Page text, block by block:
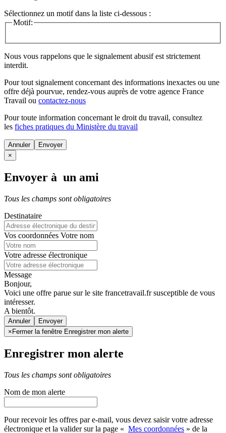
Sélectionnez un motif dans la liste ci-dessous :
Motif:
Nous vous rappelons que le signalement abusif est strictement
interdit.
Pour tout signalement concernant des informations inexactes ou une
offre déjà pourvue, rendez-vous auprès de votre agence France
Travail ou contactez-nous
Pour toute information concernant le droit du travail, consultez
les fiches pratiques du Ministère du travail
Annuler
×
Envoyer à un ami
Tous les champs sont obligatoires
Destinataire
Vos coordonnées Votre nom
Votre adresse électronique
Message
Bonjour,
Voici une offre parue sur le site francetravail.fr susceptible de vous
intéresser.
A bientôt.
Annuler
× Fermer la fenêtre Enregistrer mon alerte
Enregistrer mon alerte
Tous les champs sont obligatoires
Nom de mon alerte
Pour recevoir les offres par e-mail, vous devez saisir votre adresse
électronique et la valider sur la page « Mes coordonnées » de la